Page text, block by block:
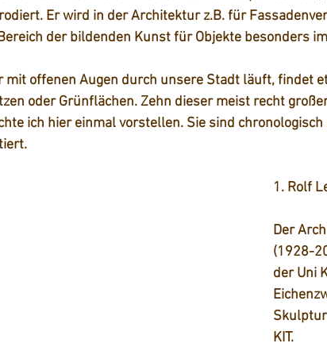
Er wird in der Architektur z.B. für
der bildenden Kunst für Objekte besonders
mit offenen Augen durch unsere Stadt läuft, findet
oder Grünflächen. Zehn dieser meist recht
ich hier einmal vorstellen. Sie sind
1. Rolf
Der
(1928-
der Uni
KIT.